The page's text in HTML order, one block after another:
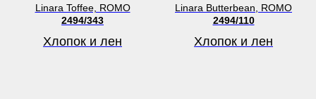
Linara Toffee, ROMO
2494/343
Хлопок и лен
Linara Butterbean, ROMO
2494/110
Хлопок и лен